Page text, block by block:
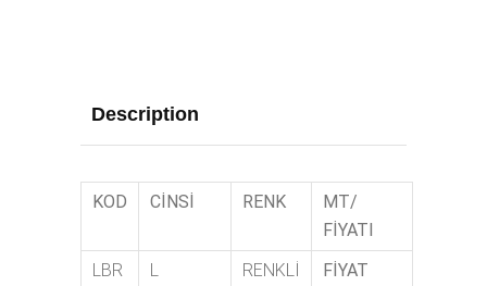
Description
KOD CİNSİ RENK
MT/
FİYATI
LBR
L
RENKLİ
FİYAT